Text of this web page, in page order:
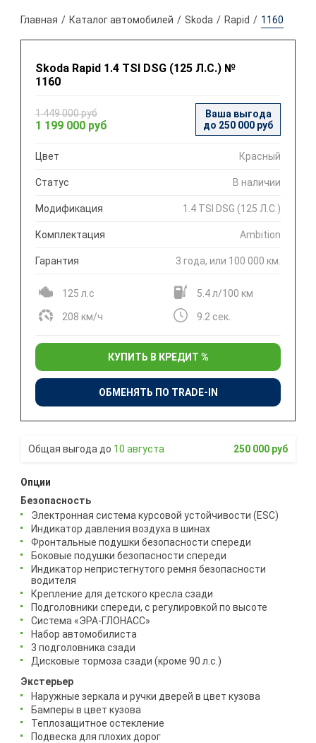
Главная Каталог автомобилей Skoda Rapid 1160
Skoda Rapid 1.4 TSI DSG (125 Л.С.) №
1160
1 449 000 руб
1 199 000 руб
Ваша выгода
до 250 000 руб
Цвет Красный
Статус В наличии
Модификация 1.4 TSI DSG (125 Л.С.)
Комплектация Ambition
Гарантия 3 года, или 100 000 км.
125 л.с 5.4 л/100 км
208 км/ч 9.2 сек.
КУПИТЬ В КРЕДИТ %
ОБМЕНЯТЬ ПО TRADE-IN
10 августа 250 000 руб
Опции
Безопасность
Электронная система курсовой устойчивости (ESC)
Индикатор давления воздуха в шинах
Фронтальные подушки безопасности спереди
Боковые подушки безопасности спереди
Индикатор непристегнутого ремня безопасности
водителя
Крепление для детского кресла сзади
Подголовники спереди, с регулировкой по высоте
Система «ЭРА-ГЛОНАСС»
Набор автомобилиста
3 подголовника сзади
Дисковые тормоза сзади (кроме 90 л.с.)
Экстерьер
Наружные зеркала и ручки дверей в цвет кузова
Бамперы в цвет кузова
Теплозащитное остекление
Подвеска для плохих дорог